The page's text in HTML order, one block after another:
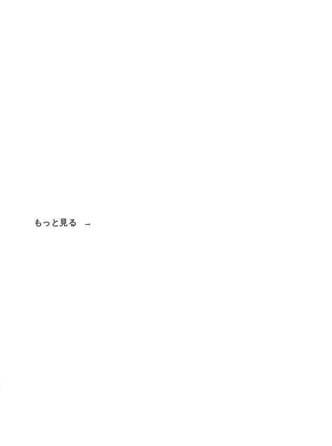
もっと見る